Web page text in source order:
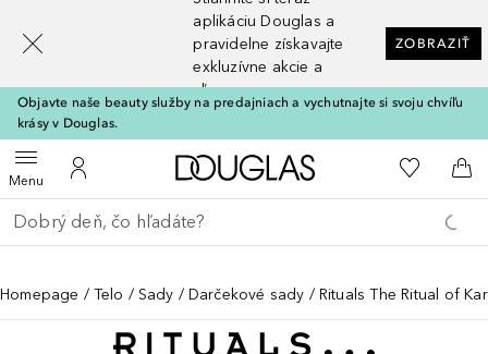
aplikáciu Douglas a
pravidelne získavajte
exkluzívne akcie a
zľavy
ZOBRAZIŤ
Objavte naše beauty služby na predajniach a vychutnajte si svoju chvíľu
krásy v Douglas.
MenuOtvoriť menuDo môjho účtu
Domov Do môjho
Do
Choď späť
Vykonajte vyhľadávanie
Homepage Telo Sady Darčekové sady Rituals The Ritual of
[navigation.slideout.screenreader]